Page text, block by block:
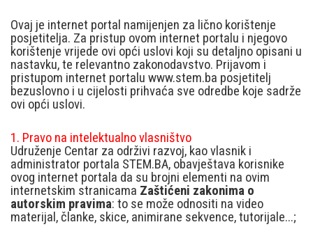
Ovaj je internet portal namijenjen za lično korištenje
posjetitelja. Za pristup ovom internet portalu i njegovo
korištenje vrijede ovi opći uslovi koji su detaljno opisani u
nastavku, te relevantno zakonodavstvo. Prijavom i
pristupom internet portalu www.stem.ba posjetitelj
bezuslovno i u cijelosti prihvaća sve odredbe koje sadrže
ovi opći uslovi.
1. Pravo na intelektualno vlasništvo
Udruženje Centar za održivi razvoj, kao vlasnik i
administrator portala STEM.BA, obavještava korisnike
ovog internet portala da su brojni elementi na ovim
internetskim stranicama Zaštićeni zakonima o
autorskim pravima: to se može odnositi na video
materijal, članke, skice, animirane sekvence, tutorijale...;